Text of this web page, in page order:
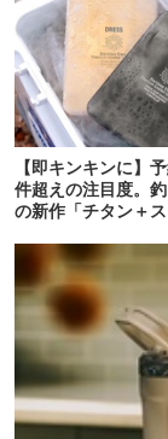
【即キンキンに】
件超えの注目度。
の新作「チタン＋